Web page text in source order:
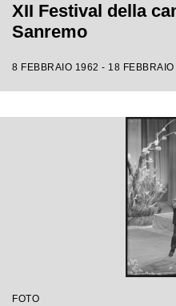
XII Festival della
Sanremo
8 FEBBRAIO 1962 - 18
FOTO